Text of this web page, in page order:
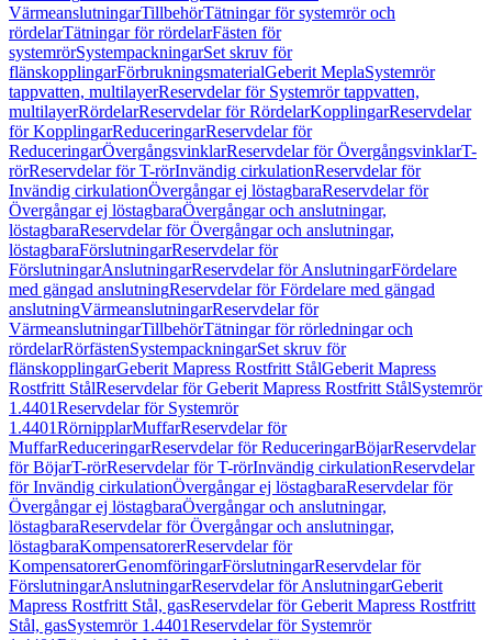
VärmeanslutningarTillbehörTätningar för systemrör och
rördelarTätningar för rördelarFästen för
systemrörSystempackningarSet skruv för
flänskopplingarFörbrukningsmaterialGeberit MeplaSystemrör
tappvatten, multilayerReservdelar för Systemrör tappvatten,
multilayerRördelarReservdelar för RördelarKopplingarReservdelar
för KopplingarReduceringarReservdelar för
ReduceringarÖvergångsvinklarReservdelar för ÖvergångsvinklarT-
rörReservdelar för T-rörInvändig cirkulationReservdelar för
Invändig cirkulationÖvergångar ej löstagbaraReservdelar för
Övergångar ej löstagbaraÖvergångar och anslutningar,
löstagbaraReservdelar för Övergångar och anslutningar,
löstagbaraFörslutningarReservdelar för
FörslutningarAnslutningarReservdelar för AnslutningarFördelare
med gängad anslutningReservdelar för Fördelare med gängad
anslutningVärmeanslutningarReservdelar för
VärmeanslutningarTillbehörTätningar för rörledningar och
rördelarRörfästenSystempackningarSet skruv för
flänskopplingarGeberit Mapress Rostfritt StålGeberit Mapress
Rostfritt StålReservdelar för Geberit Mapress Rostfritt StålSystemrör
1.4401Reservdelar för Systemrör
1.4401RörnipplarMuffarReservdelar för
MuffarReduceringarReservdelar för ReduceringarBöjarReservdelar
för BöjarT-rörReservdelar för T-rörInvändig cirkulationReservdelar
för Invändig cirkulationÖvergångar ej löstagbaraReservdelar för
Övergångar ej löstagbaraÖvergångar och anslutningar,
löstagbaraReservdelar för Övergångar och anslutningar,
löstagbaraKompensatorerReservdelar för
KompensatorerGenomföringarFörslutningarReservdelar för
FörslutningarAnslutningarReservdelar för AnslutningarGeberit
Mapress Rostfritt Stål, gasReservdelar för Geberit Mapress Rostfritt
Stål, gasSystemrör 1.4401Reservdelar för Systemrör